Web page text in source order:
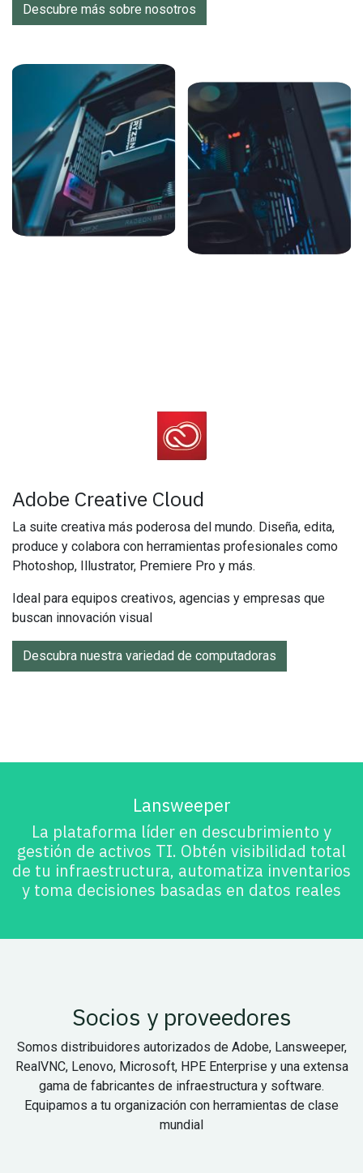
Descubre más sobre nosotros
Adobe Creative Cloud
La suite creativa más poderosa del mundo. Diseña, edita,
produce y colabora con herramientas profesionales como
Photoshop, Illustrator, Premiere Pro y más.
Ideal para equipos creativos, agencias y empresas que
buscan innovación visual
Descubra nuestra variedad de computadoras
Lansweeper
La plataforma líder en descubrimiento y
gestión de activos TI. Obtén visibilidad total
de tu infraestructura, automatiza inventarios
y toma decisiones basadas en datos reales
Socios y proveedores
Somos distribuidores autorizados de Adobe, Lansweeper,
RealVNC, Lenovo, Microsoft, HPE Enterprise y una extensa
gama de fabricantes de infraestructura y software.
Equipamos a tu organización con herramientas de clase
mundial